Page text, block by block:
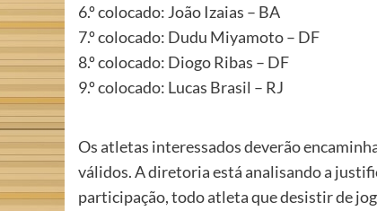
6.º colocado: João Izaias – BA
7.º colocado: Dudu Miyamoto – DF
8.º colocado: Diogo Ribas – DF
9.º colocado: Lucas Brasil – RJ
Os atletas interessados deverão
válidos. A diretoria está analisando a
participação, todo atleta que desistir de